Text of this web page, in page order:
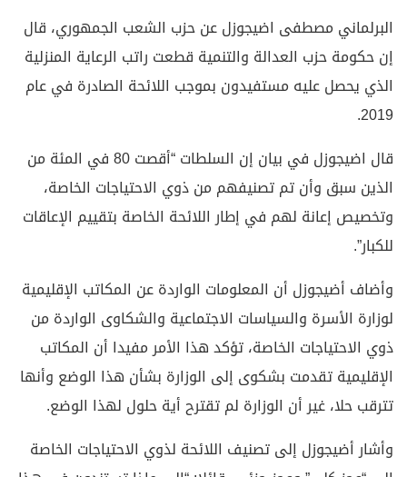
البرلماني مصطفى اضيجوزل عن حزب الشعب الجمهوري، قال
إن حكومة حزب العدالة والتنمية قطعت راتب الرعاية المنزلية
الذي يحصل عليه مستفيدون بموجب اللائحة الصادرة في عام
2019.
قال اضيجوزل في بيان إن السلطات “أقصت 80 في المئة من
الذين سبق وأن تم تصنيفهم من ذوي الاحتياجات الخاصة،
وتخصيص إعانة لهم في إطار اللائحة الخاصة بتقييم الإعاقات
للكبار”.
وأضاف أضيجوزل أن المعلومات الواردة عن المكاتب الإقليمية
لوزارة الأسرة والسياسات الاجتماعية والشكاوى الواردة من
ذوي الاحتياجات الخاصة، تؤكد هذا الأمر مفيدا أن المكاتب
الإقليمية تقدمت بشكوى إلى الوزارة بشأن هذا الوضع وأنها
تترقب حلا، غير أن الوزارة لم تقترح أية حلول لهذا الوضع.
وأشار أضيجوزل إلى تصنيف اللائحة لذوي الاحتياجات الخاصة